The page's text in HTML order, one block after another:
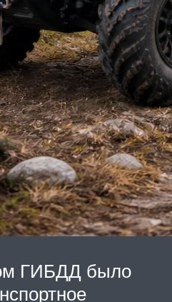
ГИБДД было